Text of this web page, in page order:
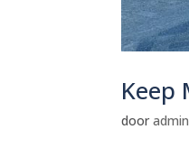
Keep
dooradmin